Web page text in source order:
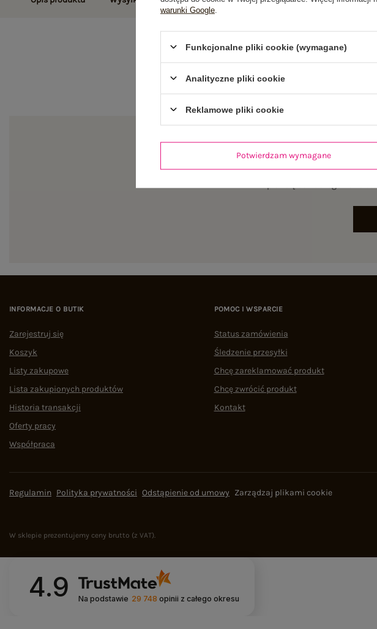
INFORMACJE O BUTIK
Zarejestruj się
Koszyk
Listy zakupowe
Lista zakupionych produktów
Historia transakcji
Oferty pracy
Współpraca
POMOC I WSPARCIE
Status zamówienia
Śledzenie przesyłki
Chcę zareklamować produkt
Chcę zwrócić produkt
Kontakt
Regulamin Polityka prywatności Odstąpienie od umowy Zarządzaj plikami cookie
W sklepie prezentujemy ceny brutto (z VAT).
4.9 Na podstawie 29 748 opinii z całego okresu
warunki Google
Funkcjonalne pliki cookie (wymagane)
Analityczne pliki cookie
Reklamowe pliki cookie
Potwierdzam wymagane